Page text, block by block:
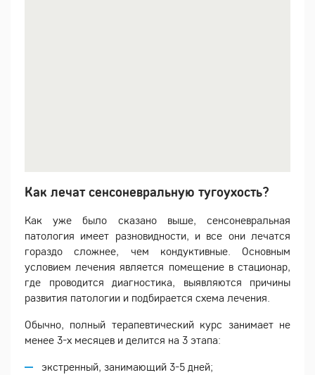
Как лечат сенсоневральную тугоухость?
Как уже было сказано выше, сенсоневральная
патология имеет разновидности, и все они лечатся
гораздо сложнее, чем кондуктивные. Основным
условием лечения является помещение в стационар,
где проводится диагностика, выявляются причины
развития патологии и подбирается схема лечения.
Обычно, полный терапевтический курс занимает не
менее 3-х месяцев и делится на 3 этапа:
экстренный, занимающий 3-5 дней;